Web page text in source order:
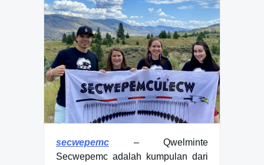
secwepemc – Qwelminte
Secwepemc adalah kumpulan dari